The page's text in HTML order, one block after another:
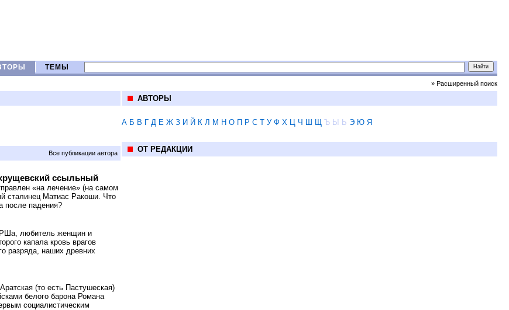
ТЕМЫ
» Расширенный поиск
Все публикации автора
ссыльный
«на лечение» (на самом
сталинец Матиас Ракоши. Что
после падения?
любитель женщин и
капала кровь врагов
разряда, наших древних
(то есть Пастушеская)
белого барона Романа
социалистическим
АВТОРЫ
А Б В Г Д Е Ж З И Й К Л М Н О П Р С Т У Ф Х Ц Ч Ш Щ Ъ Ы Ь Э Ю Я
ОТ РЕДАКЦИИ